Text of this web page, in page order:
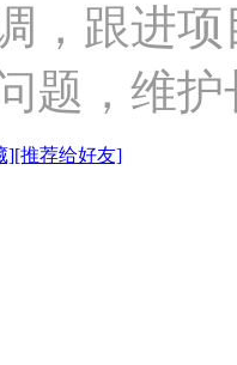
，跟进
题，维护
][推荐给好友]